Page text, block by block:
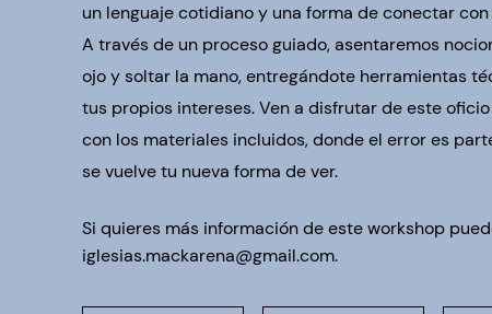
un lenguaje cotidiano y una forma de conectar
A través de un proceso guiado, asentaremos
ojo y soltar la mano, entregándote herramientas
tus propios intereses. Ven a disfrutar de este
con los materiales incluidos, donde el error es
se vuelve tu nueva forma de ver.
Si quieres más información de este workshop
iglesias.mackarena@gmail.com.